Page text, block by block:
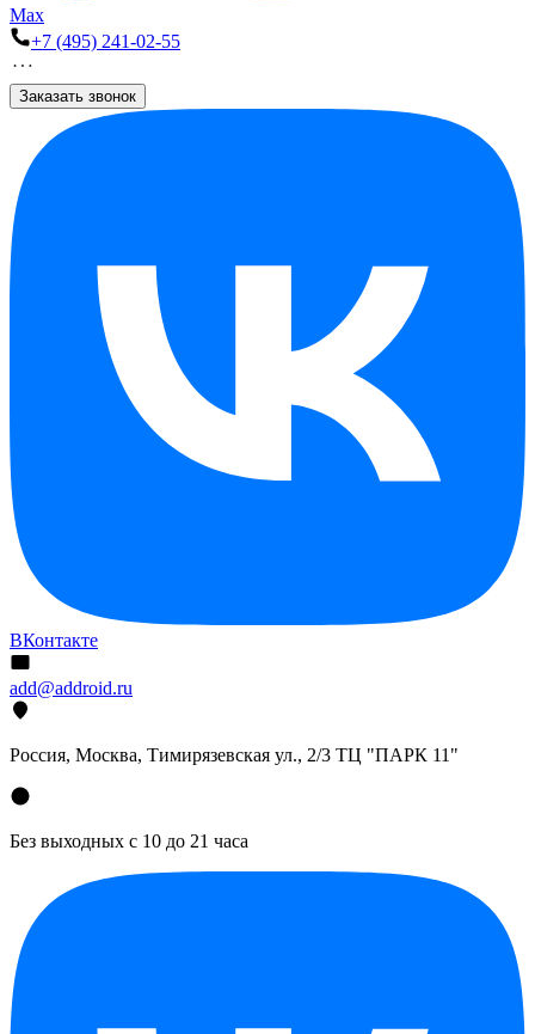
Max
+7 (495) 241-02-55
Заказать звонок
ВКонтакте
add@addroid.ru
Россия, Москва, Тимирязевская ул., 2/3 ТЦ "ПАРК 11"
Без выходных с 10 до 21 часа